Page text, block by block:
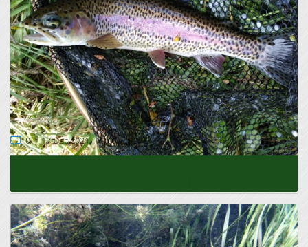
VNOS TUJERODNIH RIBOLOVNIH VRST V
SLOVENSKE VODE
0 17 Dec 2021